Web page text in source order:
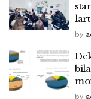
by
by